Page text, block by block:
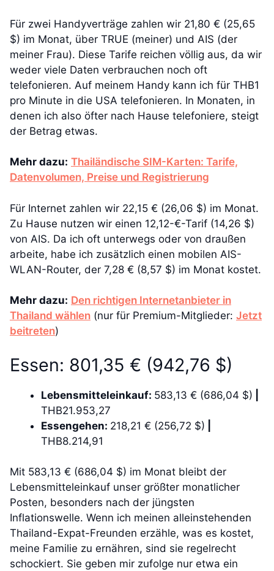
Für zwei Handyverträge zahlen wir 21,80 € (25,65
$) im Monat, über TRUE (meiner) und AIS (der
meiner Frau). Diese Tarife reichen völlig aus, da wir
weder viele Daten verbrauchen noch oft
telefonieren. Auf meinem Handy kann ich für THB1
pro Minute in die USA telefonieren. In Monaten, in
denen ich also öfter nach Hause telefoniere, steigt
der Betrag etwas.
Mehr dazu: Thailändische SIM-Karten: Tarife,
Datenvolumen, Preise und Registrierung
Für Internet zahlen wir 22,15 € (26,06 $) im Monat.
Zu Hause nutzen wir einen 12,12-€-Tarif (14,26 $)
von AIS. Da ich oft unterwegs oder von draußen
arbeite, habe ich zusätzlich einen mobilen AIS-
WLAN-Router, der 7,28 € (8,57 $) im Monat kostet.
Mehr dazu: Den richtigen Internetanbieter in
Thailand wählen (nur für Premium-Mitglieder: Jetzt
beitreten)
Essen: 801,35 € (942,76 $)
Lebensmitteleinkauf: 583,13 € (686,04 $)
THB21.953,27
Essengehen: 218,21 € (256,72 $)
THB8.214,91
Mit 583,13 € (686,04 $) im Monat bleibt der
Lebensmitteleinkauf unser größter monatlicher
Posten, besonders nach der jüngsten
Inflationswelle. Wenn ich meinen alleinstehenden
Thailand-Expat-Freunden erzähle, was es kostet,
meine Familie zu ernähren, sind sie regelrecht
schockiert. Sie geben mir zufolge nur etwa ein